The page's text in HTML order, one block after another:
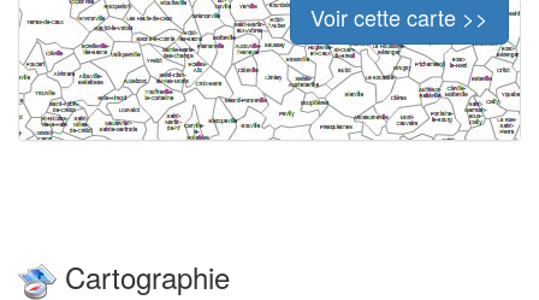
Voir cette carte >>
Cartographie